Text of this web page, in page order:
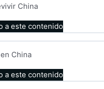
China
a este contenido
China
a este contenido